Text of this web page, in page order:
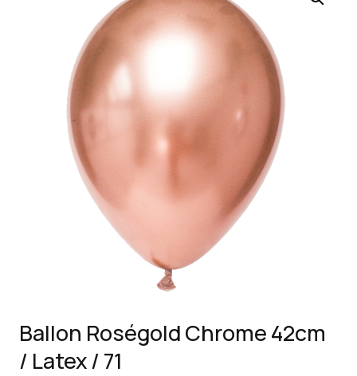
Ballon Roségold Chrome 42cm
/ Latex / 71